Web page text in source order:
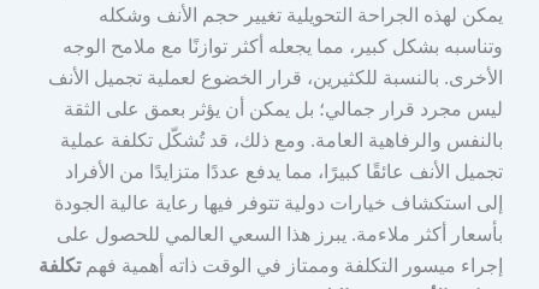
يمكن لهذه الجراحة التحويلية تغيير حجم الأنف وشكله
وتناسبه بشكل كبير، مما يجعله أكثر توازنًا مع ملامح الوجه
الأخرى. بالنسبة للكثيرين، قرار الخضوع لعملية تجميل الأنف
ليس مجرد قرار جمالي؛ بل يمكن أن يؤثر بعمق على الثقة
بالنفس والرفاهية العامة. ومع ذلك، قد تُشكّل تكلفة عملية
تجميل الأنف عائقًا كبيرًا، مما يدفع عددًا متزايدًا من الأفراد
إلى استكشاف خيارات دولية تتوفر فيها رعاية عالية الجودة
بأسعار أكثر ملاءمة. يبرز هذا السعي العالمي للحصول على
إجراء ميسور التكلفة وممتاز في الوقت ذاته أهمية فهمتكلفة